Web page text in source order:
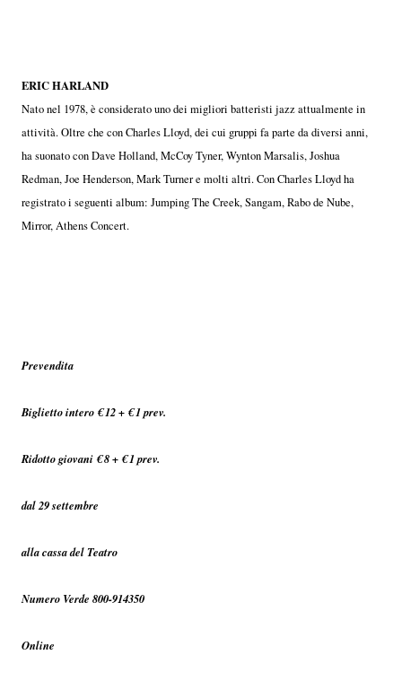
ERIC HARLAND
Nato nel 1978, è considerato uno dei migliori batteristi jazz attualmente in
attività. Oltre che con Charles Lloyd, dei cui gruppi fa parte da diversi anni,
ha suonato con Dave Holland, McCoy Tyner, Wynton Marsalis, Joshua
Redman, Joe Henderson, Mark Turner e molti altri. Con Charles Lloyd ha
registrato i seguenti album: Jumping The Creek, Sangam, Rabo de Nube,
Mirror, Athens Concert.
Prevendita
Biglietto intero € 12 + € 1 prev.
Ridotto giovani € 8 + € 1 prev.
dal 29 settembre
alla cassa del Teatro
Numero Verde 800-914350
Online